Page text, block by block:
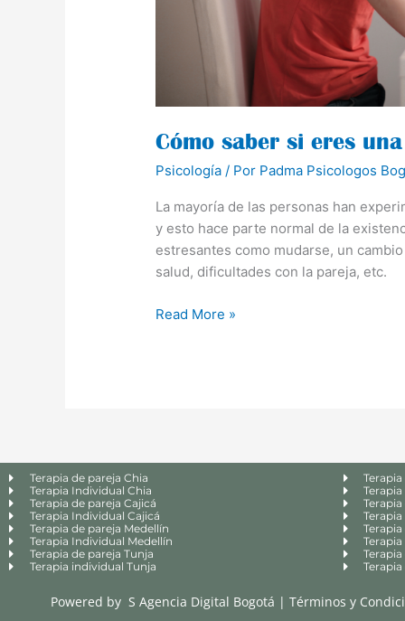
Cómo saber si eres
Psicología / Por Padma Psicologos
La mayoría de las personas han
y esto hace parte normal de la
estresantes como mudarse, un
salud, dificultades con la pareja, etc.
Read More »
Terapia de pareja Chia
Terapia Individual Chia
Terapia de pareja Cajicá
Terapia Individual Cajicá
Terapia de pareja Medellín
Terapia Individual Medellín
Terapia de pareja Tunja
Terapia individual Tunja
Powered by S Agencia Digital Bogotá | Términos y